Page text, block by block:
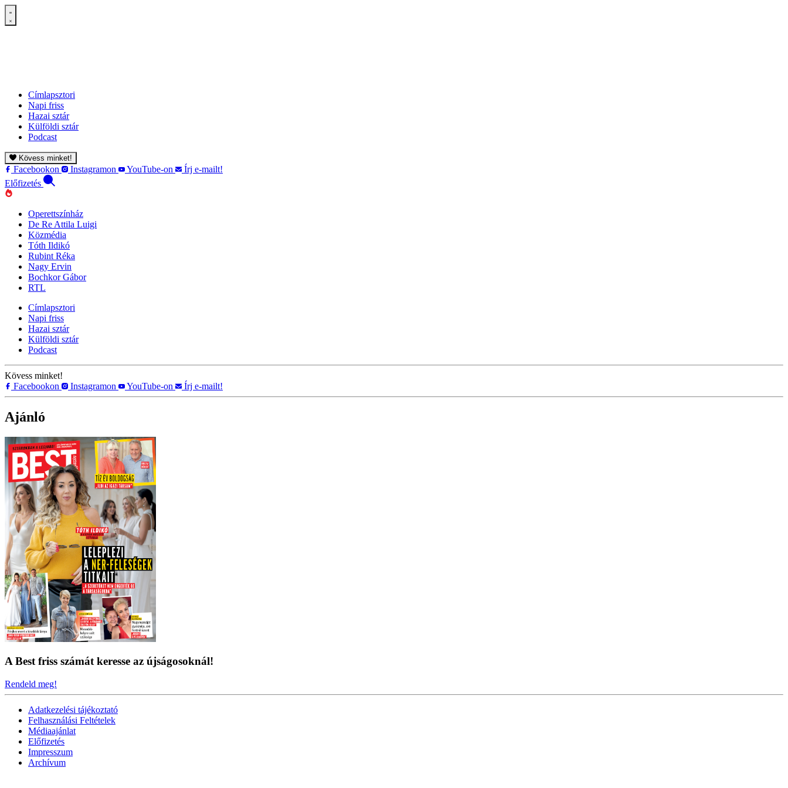
Címlapsztori
Napi friss
Hazai sztár
Külföldi sztár
Podcast
Kövess minket!
Facebookon Instagramon YouTube-on
Írj e-mailt!
Előfizetés
Operettszínház
De Re Attila Luigi
Közmédia
Tóth Ildikó
Rubint Réka
Nagy Ervin
Bochkor Gábor
RTL
Címlapsztori
Napi friss
Hazai sztár
Külföldi sztár
Podcast
Kövess minket!
Facebookon
Instagramon YouTube-on Írj e-mailt!
Ajánló
A Best friss számát keresse az újságosoknál!
Rendeld meg!
Adatkezelési tájékoztató
Felhasználási Feltételek
Médiaajánlat
Előfizetés
Impresszum
Archívum